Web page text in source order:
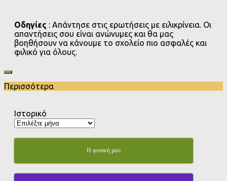
Οδηγίες : Απάντησε στις ερωτήσεις με ειλικρίνεια. Οι
απαντήσεις σου είναι ανώνυμες και θα μας
βοηθήσουν να κάνουμε το σχολείο πιο ασφαλές και
φιλικό για όλους.
Περισσότερα
Ιστορικό
Η φυσική μου